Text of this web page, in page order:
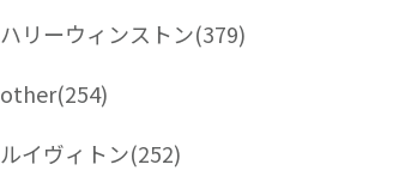
ハリーウィンストン(379)
other(254)
ルイヴィトン(252)